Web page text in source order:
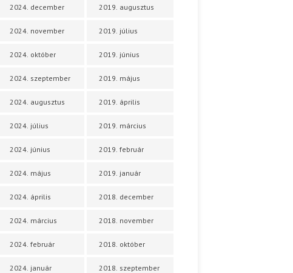
2024. december
2024. november
2024. október
2024. szeptember
2024. augusztus
2024. július
2024. június
2024. május
2024. április
2024. március
2024. február
2024. január
2019. augusztus
2019. július
2019. június
2019. május
2019. április
2019. március
2019. február
2019. január
2018. december
2018. november
2018. október
2018. szeptember